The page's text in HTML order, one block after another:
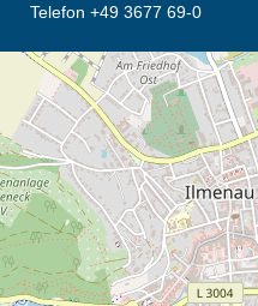
Telefon +49 3677 69-0
Öffnet die Anfahrtsbeschreibung